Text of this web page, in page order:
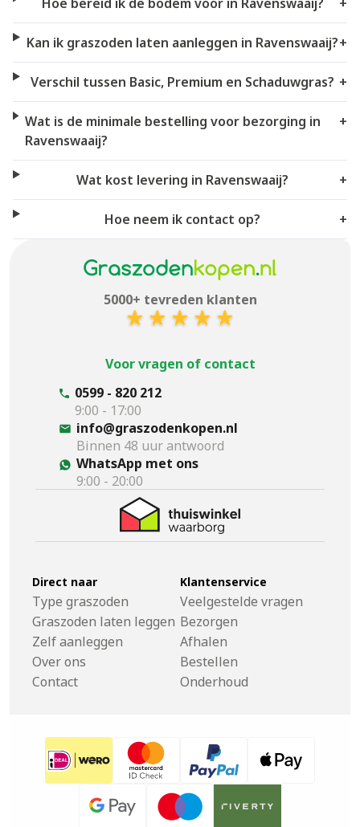
Kan ik graszoden laten aanleggen in Ravenswaaij?+
Verschil tussen Basic, Premium en Schaduwgras? +
Wat is de minimale bestelling voor bezorging in
Ravenswaaij?
+
Wat kost levering in Ravenswaaij? +
Hoe neem ik contact op? +
5000+ tevreden klanten
Voor vragen of contact
0599 - 820 212
9:00 - 17:00
info@graszodenkopen.nl
Binnen 48 uur antwoord
WhatsApp met ons
9:00 - 20:00
Direct naar
Type graszoden
Graszoden laten leggen
Zelf aanleggen
Over ons
Contact
Klantenservice
Veelgestelde vragen
Bezorgen
Afhalen
Bestellen
Onderhoud